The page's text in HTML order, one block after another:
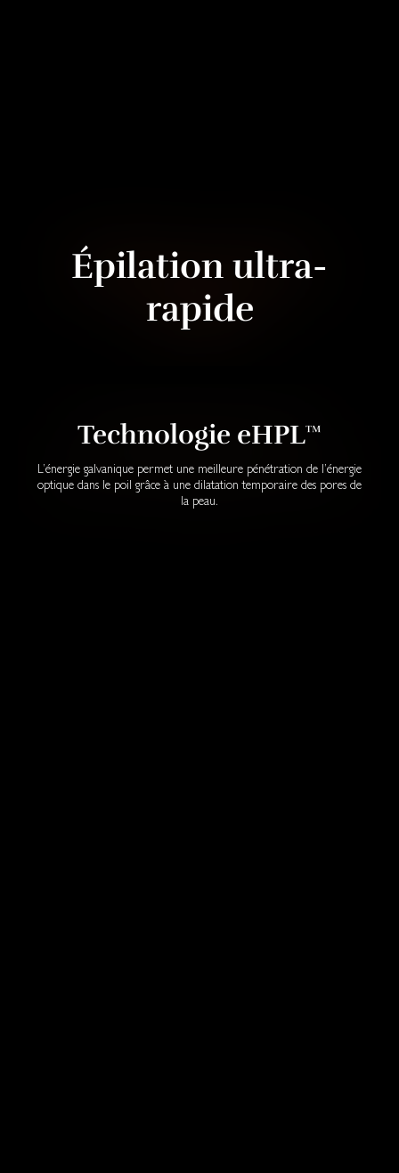
Épilation ultra-
rapide
Technologie eHPL™
L’énergie galvanique permet une meilleure pénétration de l’énergie
optique dans le poil grâce à une dilatation temporaire des pores de
la peau.